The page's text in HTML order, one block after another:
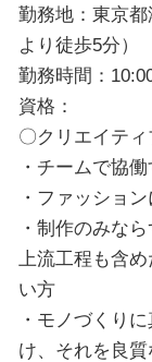
勤務地：東京
より徒歩5分）
勤務時間：
資格：
〇クリエイテ
・チームで協
・ファッショ
・制作のみな
上流工程も含
い方
・モノづくり
け、それを良